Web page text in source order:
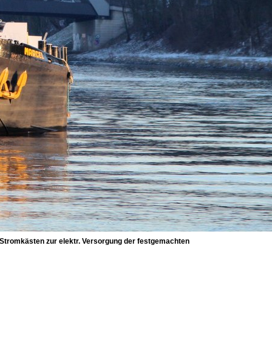
zur elektr. Versorgung der festgemachten